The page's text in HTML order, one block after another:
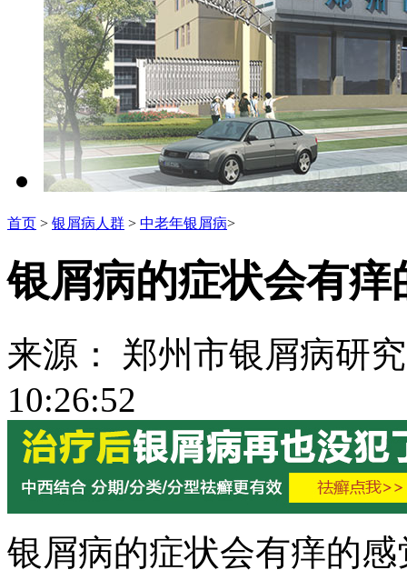
首页 > 银屑病人群 > 中老年银屑病>
银屑病的症状会有痒
来源： 郑州市银屑病研
10:26:52
银屑病的症状会有痒的